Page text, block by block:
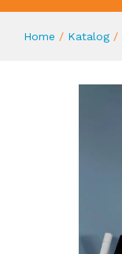
Home / Katalog /